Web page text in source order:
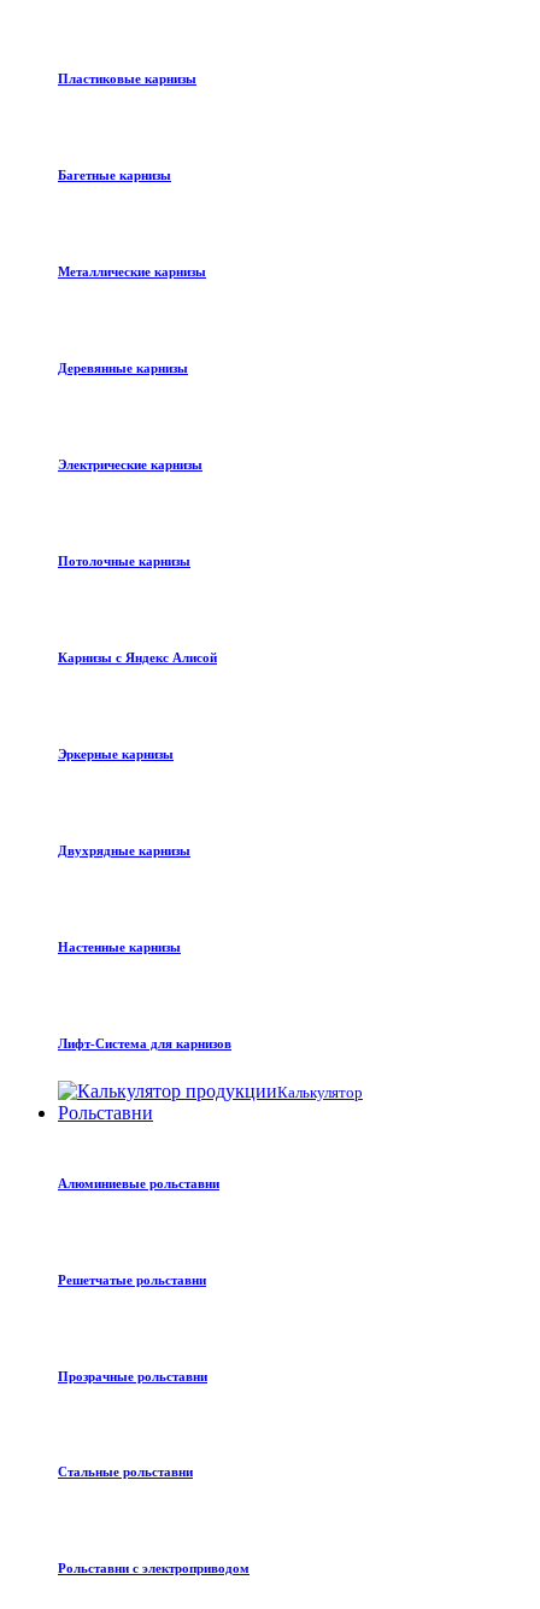
Пластиковые карнизы
Багетные карнизы
Металлические карнизы
Деревянные карнизы
Электрические карнизы
Потолочные карнизы
Карнизы с Яндекс Алисой
Эркерные карнизы
Двухрядные карнизы
Настенные карнизы
Лифт-Система для карнизов
Калькулятор
Рольставни
Алюминиевые рольставни
Решетчатые рольставни
Прозрачные рольставни
Стальные рольставни
Рольставни с электроприводом